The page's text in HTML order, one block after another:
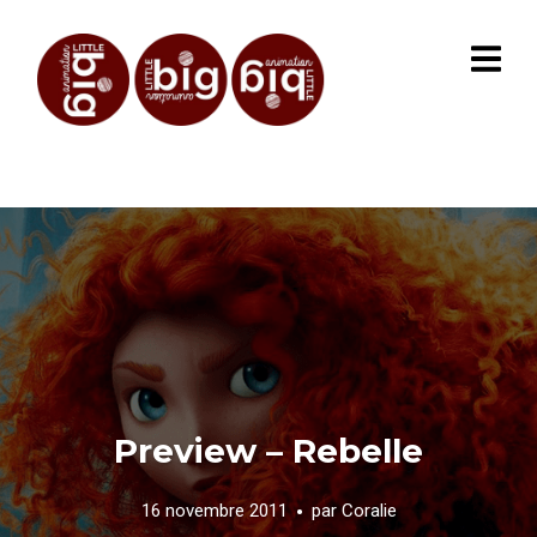
Preview – Rebelle
16 novembre 2011 par Coralie